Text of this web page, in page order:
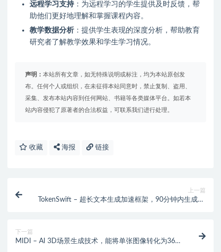
远程学习支持：为远程学习的学生提供及时反馈，帮
助他们更好地理解和掌握课程内容。
教学数据分析 ：提供学生表现的深度分析，帮助教育
研究者了解教学效果和学生学习情况。
声明： 本站所有文章，如无特殊说明或标注，均为本站原创发
布。任何个人或组织，在未征得本站同意时，禁止复制、盗用、
采集、发布本站内容到任何网站、书籍等各类媒体平台。如若本
站内容侵犯了原著者的合法权益，可联系我们进行处理。
收藏 海报 链接
上一篇
TokenSwift – 超长文本生成加速框架，90分钟内生成10
下一篇
MIDI – AI 3D场景生成技术，能将单张图像转化为360